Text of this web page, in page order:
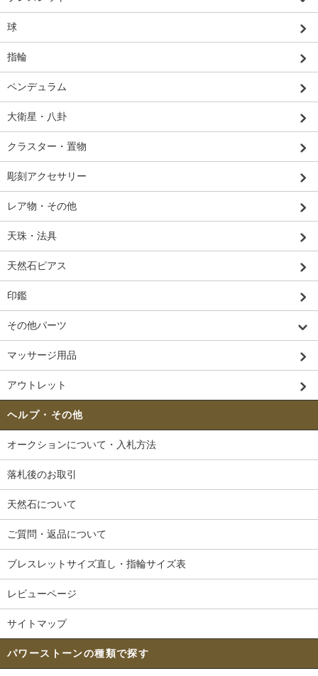
球
指輪
ペンデュラム
大衛星・八卦
クラスター・置物
彫刻アクセサリー
レア物・その他
天珠・法具
天然石ピアス
印鑑
その他パーツ
マッサージ用品
アウトレット
ヘルプ・その他
オークションについて・入札方法
落札後のお取引
天然石について
ご質問・返品について
ブレスレットサイズ直し・指輪サイズ表
レビューページ
サイトマップ
パワーストーンの種類で探す